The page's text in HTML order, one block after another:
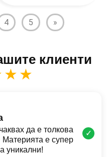
4 5 »
клиенти
да е толкова
е супер
уникални!
✓